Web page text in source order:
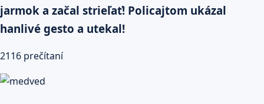
jarmok a začal strieľať! Policajtom ukázal
hanlivé gesto a utekal!
2116 prečítaní